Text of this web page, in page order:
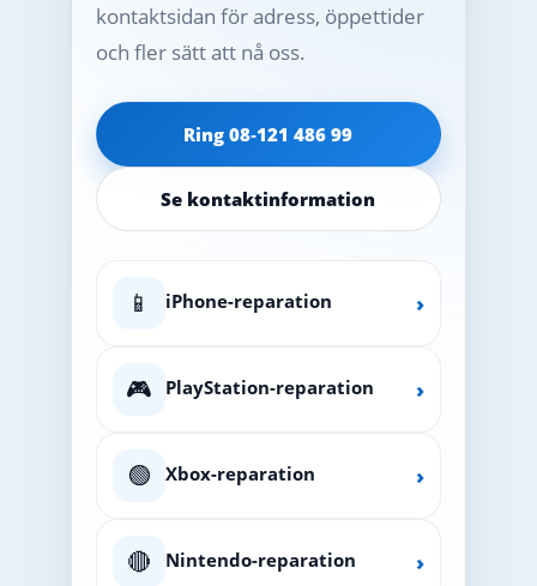
kontaktsidan för adress, öppettider
och fler sätt att nå oss.
Ring 08‑121 486 99
Se kontaktinformation
📱 iPhone-reparation ›
🎮 PlayStation-reparation ›
🟢 Xbox-reparation ›
🔴 Nintendo-reparation ›